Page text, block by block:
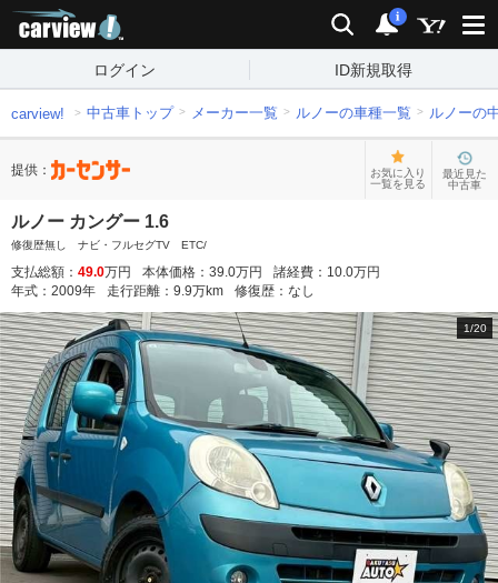
検索 通知
i
ログイン ID新規取得
carview! 中古車トップ メーカー一覧 ルノーの車種一覧 ルノーの
提供：
お気に入り
一覧を見る
最近見た
中古車
ルノー カングー 1.6
修復歴無し ナビ・フルセグTV ETC/
支払総額： 49.0万円 本体価格： 39.0万円 諸経費： 10.0万円
年式： 2009年 走行距離： 9.9万km 修復歴： なし
1/20